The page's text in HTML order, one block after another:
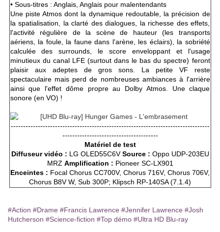
• Sous-titres : Anglais, Anglais pour malentendants
Une piste Atmos dont la dynamique redoutable, la précision de
la spatialisation, la clarté des dialogues, la richesse des effets,
l'activité régulière de la scène de hauteur (les transports
aériens, la foule, la faune dans l'arène, les éclairs), la sobriété
calculée des surrounds, le score enveloppant et l'usage
minutieux du canal LFE (surtout dans le bas du spectre) feront
plaisir aux adeptes de gros sons. La petite VF reste
spectaculaire mais perd de nombreuses ambiances à l'arrière
ainsi que l'effet dôme propre au Dolby Atmos. Une claque
sonore (en VO) !
---------------------------------------------------------------------------------
---------------------------------------
Matériel de test
Diffuseur vidéo : LG OLED55C6VSource : Oppo UDP-203EU
MRZ Amplification : Pioneer SC-LX901
Enceintes : Focal Chorus CC700V, Chorus 716V, Chorus 706V,
Chorus B8V W, Sub 300P; Klipsch RP-140SA (7.1.4)
#Action #Drame #Francis Lawrence #Jennifer Lawrence #Josh
Hutcherson #Science-fiction #Top démo #Ultra HD Blu-ray